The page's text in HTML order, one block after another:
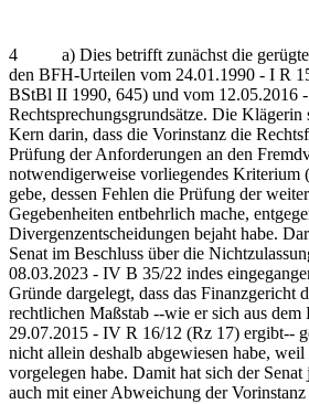
4 a) Dies betrifft zunächst die gerügte
den BFH-Urteilen vom 24.01.1990 - I R
BStBl II 1990, 645) und vom 12.05.2016
Rechtsprechungsgrundsätze. Die
Kern darin, dass die Vorinstanz die
Prüfung der Anforderungen an den
notwendigerweise vorliegendes Kriterium
gebe, dessen Fehlen die Prüfung der
Gegebenheiten entbehrlich mache,
Divergenzentscheidungen bejaht habe.
Senat im Beschluss über die
08.03.2023 - IV B 35/22 indes
Gründe dargelegt, dass das Finanzgericht
rechtlichen Maßstab ‑‑wie er sich aus
29.07.2015 - IV R 16/12 (Rz 17) ergibt‑‑
nicht allein deshalb abgewiesen habe,
vorgelegen habe. Damit hat sich der Senat
auch mit einer Abweichung der